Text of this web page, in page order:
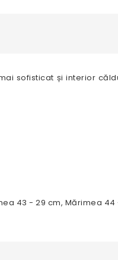
sofisticat și interior
43 - 29 cm, Mărimea